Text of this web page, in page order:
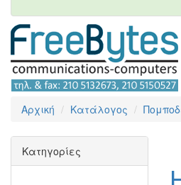
Αρχική Κατάλογος
Κατηγορίες